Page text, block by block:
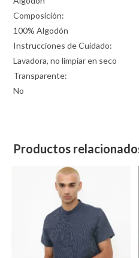
Composición:
100% Algodón
Instrucciones de Cuidado:
Lavadora, no limpiar en seco
Transparente:
No
Productos